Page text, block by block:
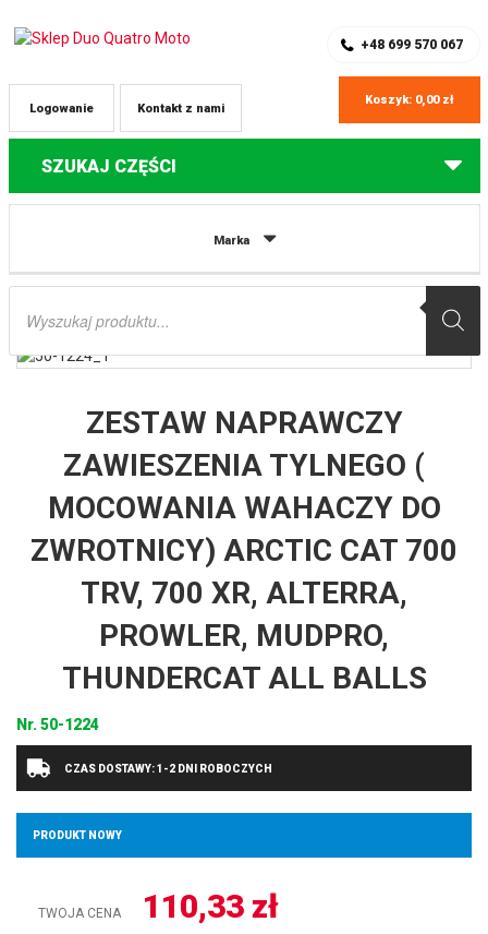
+48 699 570 067
Kontakt z nami
Logowanie
Koszyk: 0,00 zł
SZUKAJ CZĘŚCI
Marka
Wyszukiwarka
Części do quadów Arctic Cat
CAT 700 TRV, 700 XR, ALTERRA, PROWLER, MUDPRO, THUNDERCAT ALL BALLS
ZESTAW NAPRAWCZY
ZAWIESZENIA TYLNEGO (
MOCOWANIA WAHACZY DO
ZWROTNICY) ARCTIC CAT 700
TRV, 700 XR, ALTERRA,
PROWLER, MUDPRO,
THUNDERCAT ALL BALLS
Nr.50-1224
CZAS DOSTAWY: 1-2 DNI ROBOCZYCH
PRODUKT NOWY
TWOJA CENA 110,33 zł